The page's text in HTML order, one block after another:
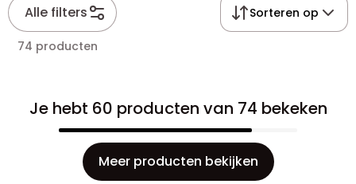
Alle filters Sorteren op
74 producten
Je hebt 60 producten van 74 bekeken
Meer producten bekijken